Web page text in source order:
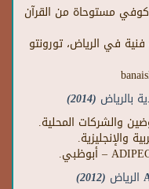
مستوحاة من القرآن
في الرياض، تورونتو
بالرياض (2014)
والشركات المحلية.
والإنجليزية.
الرياض (2012)